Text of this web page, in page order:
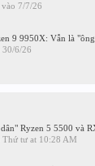
7/7/26
9 9950X: Vẫn là
30/6/26
Ryzen 5 5500 và
Thứ tư at 10:28 AM